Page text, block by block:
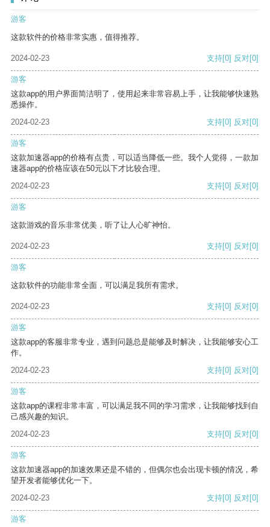
游客
这款软件的价格非常实惠，值得推荐。
2024-02-23 支持[0] 反对[0]
游客
这款app的用户界面简洁明了，使用起来非常容易上手，让我能够快速熟
悉操作。
2024-02-23
支持[0] 反对[0]
游客
这款加速器app的价格有点贵，可以适当降低一些。我个人觉得，一款加
速器app的价格应该在50元以下才比较合理。
2024-02-23
支持[0] 反对[0]
游客
这款游戏的音乐非常优美，听了让人心旷神怡。
2024-02-23 支持[0] 反对[0]
游客
这款软件的功能非常全面，可以满足我所有需求。
2024-02-23 支持[0] 反对[0]
游客
这款app的客服非常专业，遇到问题总是能够及时解决，让我能够安心工
作。
2024-02-23
支持[0] 反对[0]
游客
这款app的课程非常丰富，可以满足我不同的学习需求，让我能够找到自
己感兴趣的知识。
2024-02-23
支持[0] 反对[0]
游客
这款加速器app的加速效果还是不错的，但偶尔也会出现卡顿的情况，希
望开发者能够优化一下。
2024-02-23
支持[0] 反对[0]
游客